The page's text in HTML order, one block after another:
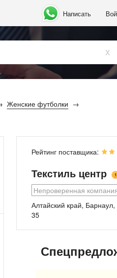
Написать
x
Женские футболки
Рейтинг поставщика:
Текстиль центр 1
Непроверенная
Алтайский край, Барнаул,
35